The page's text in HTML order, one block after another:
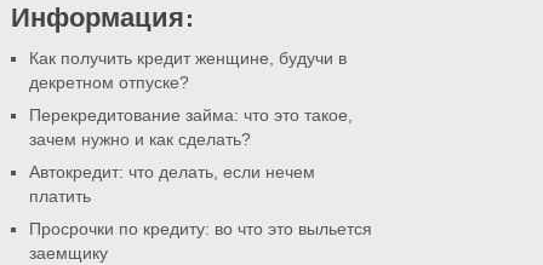
Информация:
Как получить кредит женщине, будучи в
декретном отпуске?
Перекредитование займа: что это такое,
зачем нужно и как сделать?
Автокредит: что делать, если нечем
платить
Просрочки по кредиту: во что это выльется
заемщику